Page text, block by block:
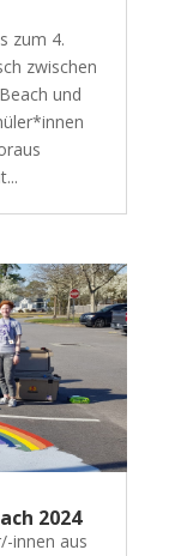
zum 4.
zwischen
und
2024
innen aus